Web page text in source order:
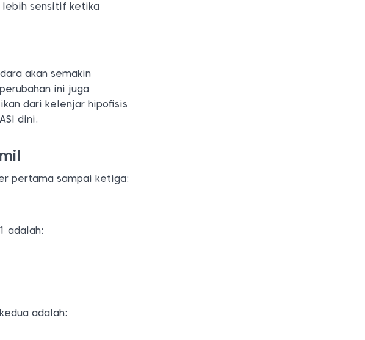
lebih sensitif ketika
akan semakin
ini juga
dari kelenjar hipofisis
dini.
pertama sampai ketiga:
adalah:
adalah: